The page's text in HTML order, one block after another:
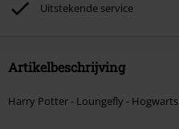
Uitstekende service
Artikelbeschrijving
Harry Potter - Loungefly - Hogwarts